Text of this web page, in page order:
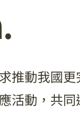
推動我國
活動，共同